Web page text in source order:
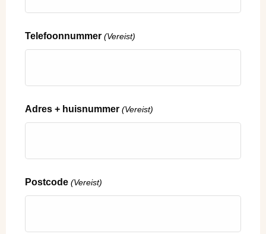
Telefoonnummer (Vereist)
Adres + huisnummer (Vereist)
Postcode (Vereist)